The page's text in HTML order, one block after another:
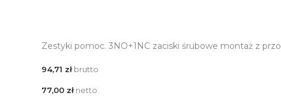
Zestyki pomoc. 3NO+1NC zaciski śrubowe montaż z
94,71 złbrutto
77,00 złnetto